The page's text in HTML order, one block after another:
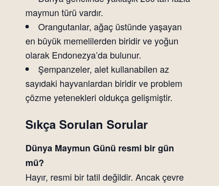
maymun türü vardır.
Orangutanlar, ağaç üstünde yaşayan
en büyük memelilerden biridir ve yoğun
olarak Endonezya’da bulunur.
Şempanzeler, alet kullanabilen az
sayıdaki hayvanlardan biridir ve problem
çözme yetenekleri oldukça gelişmiştir.
Sıkça Sorulan Sorular
Dünya Maymun Günü resmi bir gün
mü?
Hayır, resmi bir tatil değildir. Ancak çevre